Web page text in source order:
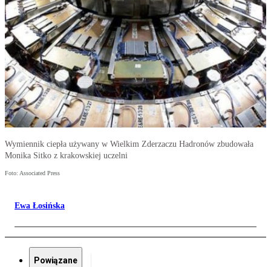
Wymiennik ciepła używany w Wielkim Zderzaczu Hadronów zbudowała
Monika Sitko z krakowskiej uczelni
Foto: Associated Press
Ewa Łosińska
Powiązane